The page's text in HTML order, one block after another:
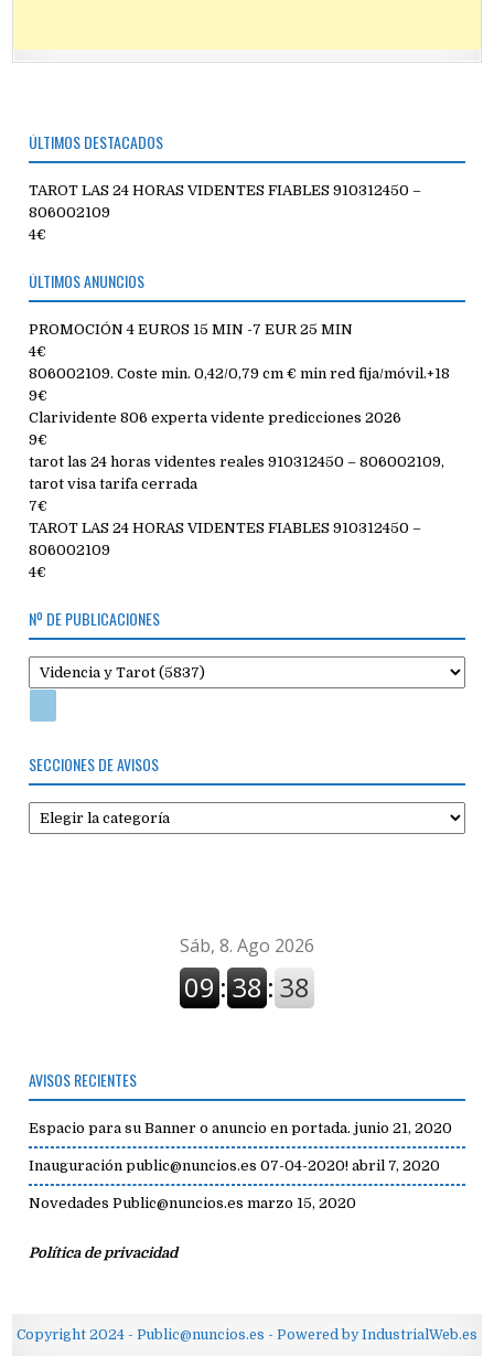
ÚLTIMOS DESTACADOS
TAROT LAS 24 HORAS VIDENTES FIABLES 910312450 –
806002109
4€
ÚLTIMOS ANUNCIOS
PROMOCIÓN 4 EUROS 15 MIN -7 EUR 25 MIN
4€
806002109. Coste min. 0,42/0,79 cm € min red fija/móvil.+18
9€
Clarividente 806 experta vidente predicciones 2026
9€
tarot las 24 horas videntes reales 910312450 – 806002109,
tarot visa tarifa cerrada
7€
TAROT LAS 24 HORAS VIDENTES FIABLES 910312450 –
806002109
4€
Nº DE PUBLICACIONES
SECCIONES DE AVISOS
Secciones
de
AVISOS RECIENTES
Espacio para su Banner o anuncio en portada. junio 21, 2020
Inauguración public@nuncios.es 07-04-2020! abril 7, 2020
Novedades Public@nuncios.es marzo 15, 2020
Política de privacidad
Copyright 2024 - Public@nuncios.es - Powered by IndustrialWeb.es